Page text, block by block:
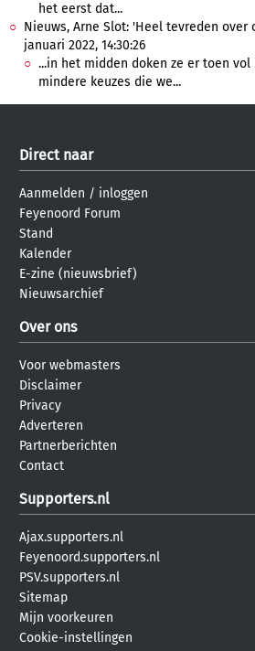
het eerst dat...
Nieuws, Arne Slot: 'Heel tevreden over
januari 2022, 14:30:26
...in het midden doken ze er toen vol
mindere keuzes die we...
Direct naar
Aanmelden / inloggen
Feyenoord Forum
Stand
Kalender
E-zine (nieuwsbrief)
Nieuwsarchief
Over ons
Voor webmasters
Disclaimer
Privacy
Adverteren
Partnerberichten
Contact
Supporters.nl
Ajax.supporters.nl
Feyenoord.supporters.nl
PSV.supporters.nl
Sitemap
Mijn voorkeuren
Cookie-instellingen